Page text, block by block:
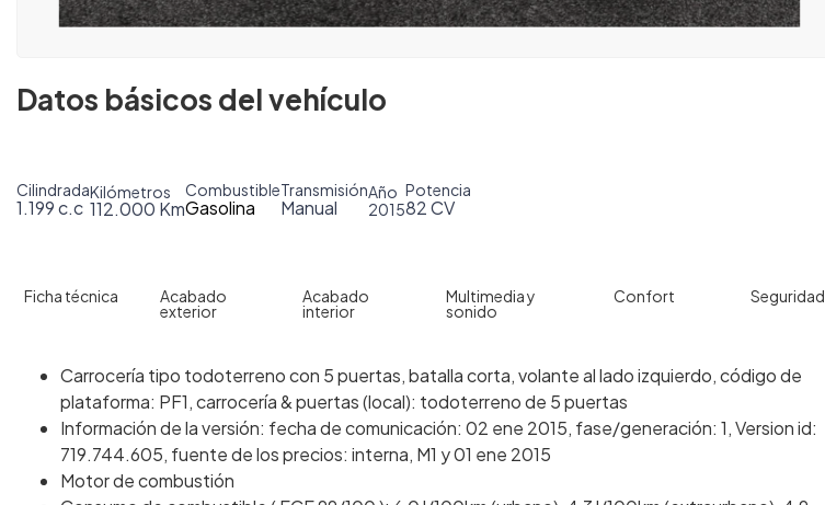
Datos básicos del vehículo
Cilindrada
1.199 c.c
Kilómetros
112.000 Km
Combustible
Gasolina
Transmisión
Manual
Año
2015
Potencia
82 CV
Ficha técnica
Carrocería tipo todoterreno con 5 puertas, batalla corta, volante al lado izquierdo, código de
plataforma: PF1, carrocería & puertas (local): todoterreno de 5 puertas
Información de la versión: fecha de comunicación: 02 ene 2015, fase/generación: 1, Version id:
719.744.605, fuente de los precios: interna, M1 y 01 ene 2015
Motor de combustión
Acabado
exterior
Acabado
interior
Multimedia y
sonido
Confort Seguridad